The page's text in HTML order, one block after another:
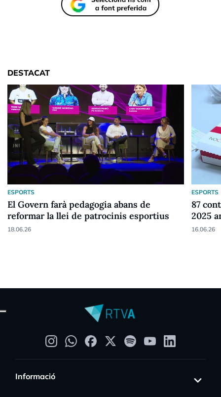
DESTACAT
ESPORTS
El Govern farà pedagogia abans de
reformar la llei de patrocinis esportius
18.06.26
ESPORTS
87
2025
16.06.26
Informació